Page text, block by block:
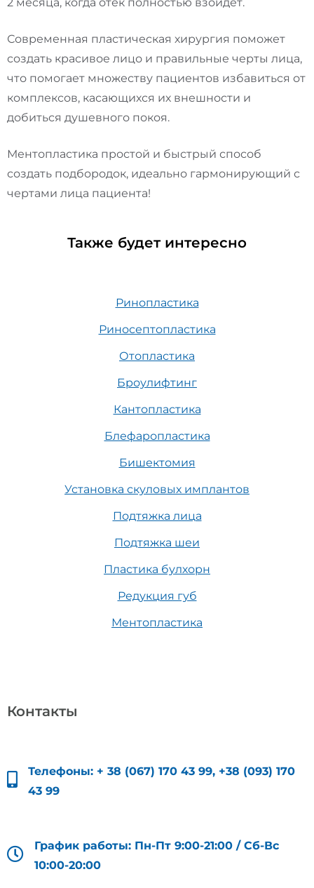
2 месяца, когда отек полностью взойдет.
Современная пластическая хирургия поможет
создать красивое лицо и правильные черты лица,
что помогает множеству пациентов избавиться от
комплексов, касающихся их внешности и
добиться душевного покоя.
Ментопластика простой и быстрый способ
создать подбородок, идеально гармонирующий с
чертами лица пациента!
Также будет интересно
Ринопластика
Риносептопластика
Отопластика
Броулифтинг
Кантопластика
Блефаропластика
Бишектомия
Установка скуловых имплантов
Подтяжка лица
Подтяжка шеи
Пластика булхорн
Редукция губ
Ментопластика
Контакты
Телефоны: + 38 (067) 170 43 99, +38 (093) 170
43 99
График работы: Пн-Пт 9:00-21:00 / Сб-Вс
10:00-20:00